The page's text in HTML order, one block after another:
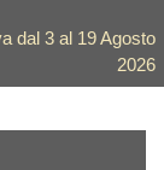
dal 3 al 19 Agosto
2026